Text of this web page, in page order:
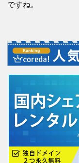
ですね。